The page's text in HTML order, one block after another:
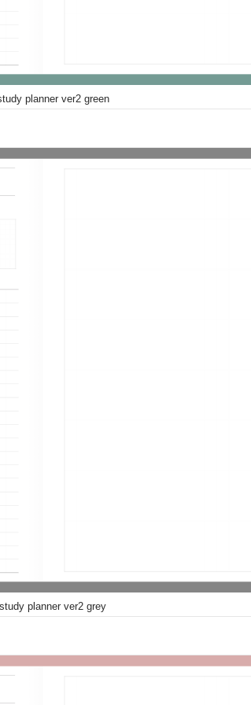
planner ver2 green
planner ver2 grey